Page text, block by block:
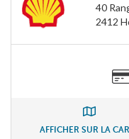
40
2412
AFFICHER SUR LA